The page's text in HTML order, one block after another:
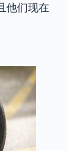
他们现在